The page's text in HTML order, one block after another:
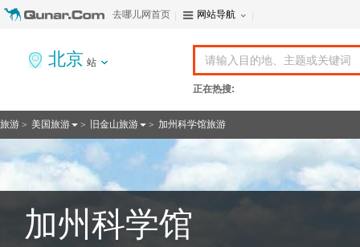
去哪儿网首页 网站导航
北京 站
正在热搜:
旅游 > 美国旅游 > 旧金山旅游 > 加州科学馆旅游
加州科学馆